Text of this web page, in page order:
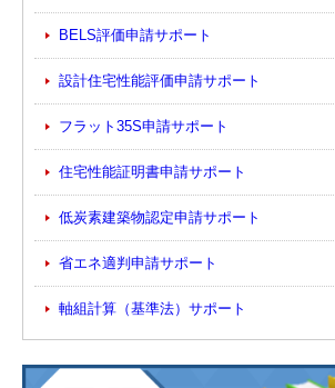
BELS評価申請サポート
設計住宅性能評価申請サポート
フラット35S申請サポート
住宅性能証明書申請サポート
低炭素建築物認定申請サポート
省エネ適判申請サポート
軸組計算（基準法）サポート